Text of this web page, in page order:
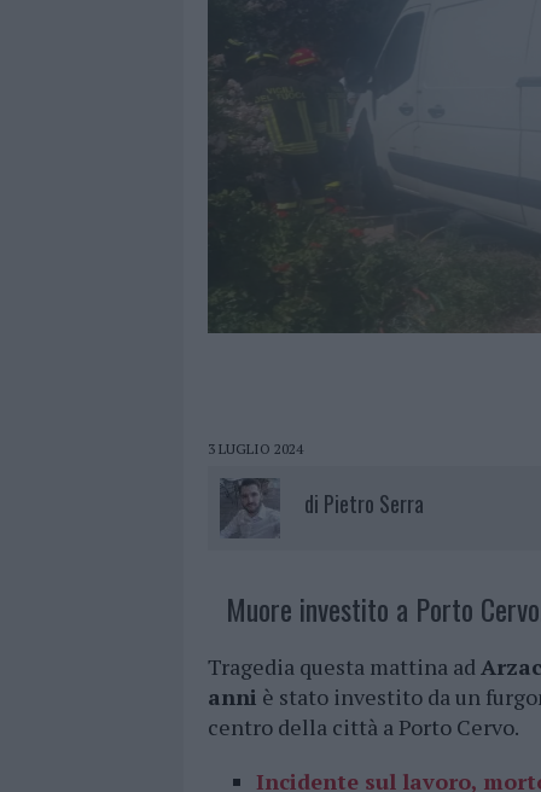
3 LUGLIO 2024
di Pietro Serra
Muore investito a Porto
Tragedia questa mattina ad
anni è stato investito da un
centro della città a Porto Cervo.
Incidente sul lavoro,